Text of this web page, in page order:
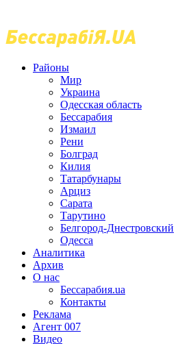
Районы
Мир
Украина
Одесская область
Бессарабия
Измаил
Рени
Болград
Килия
Татарбунары
Арциз
Сарата
Тарутино
Белгород-Днестровский
Одесса
Аналитика
Архив
О нас
Бессарабия.ua
Контакты
Реклама
Агент 007
Видео